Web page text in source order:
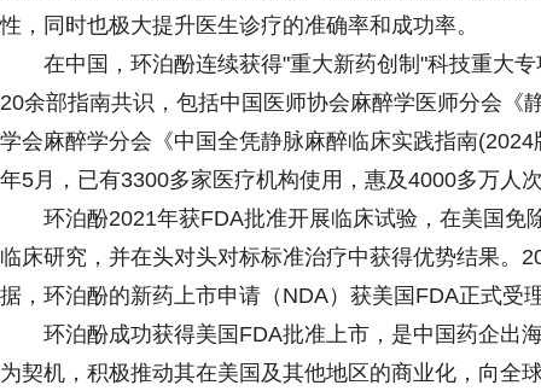
性，同时也极大提升医生诊疗的准确率和成功率。
在中国，环泊酚连续获得"重大新药创制"科技重大
20余部指南共识，包括中国医师协会麻醉学医师分会《
学会麻醉学分会《中国全凭静脉麻醉临床实践指南
年5月，已有3300多家医疗机构使用，惠及4000多万人
环泊酚2021年获FDA批准开展临床试验，在美国
临床研究，并在头对头对标标准治疗中获得优势结果。
据，环泊酚的新药上市申请（NDA）获美国FDA正式受
环泊酚成功获得美国FDA批准上市，是中国药企出
为契机，积极推动其在美国及其他地区的商业化，向全